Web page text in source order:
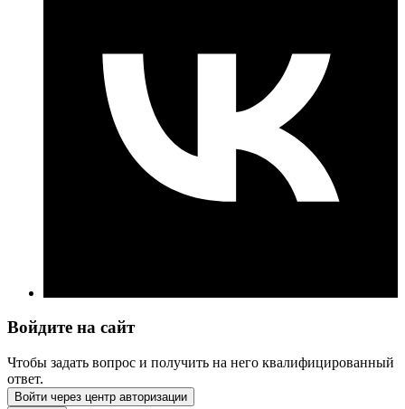
Войдите на сайт
Чтобы задать вопрос и получить на него квалифицированный
ответ.
Войти через центр авторизации